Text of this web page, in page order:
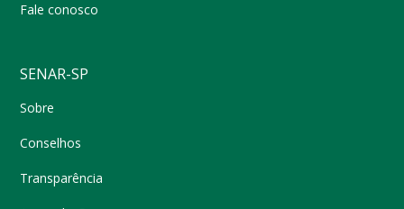
Fale conosco
SENAR-SP
Sobre
Conselhos
Transparência